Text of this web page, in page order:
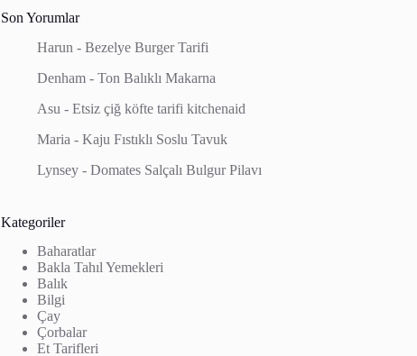
Son Yorumlar
Harun -Bezelye Burger Tarifi
Denham -Ton Balıklı Makarna
Asu -Etsiz çiğ köfte tarifi kitchenaid
Maria -Kaju Fıstıklı Soslu Tavuk
Lynsey -Domates Salçalı Bulgur Pilavı
Kategoriler
Baharatlar
Bakla Tahıl Yemekleri
Balık
Bilgi
Çay
Çorbalar
Et Tarifleri